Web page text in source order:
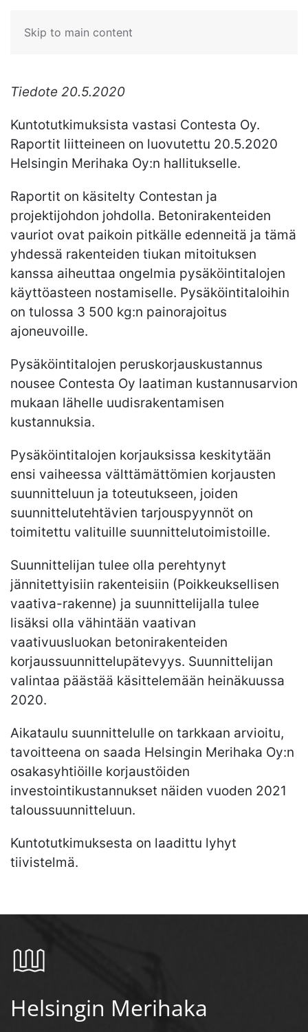
Skip to main content
Tiedote 20.5.2020
Kuntotutkimuksista vastasi Contesta Oy.
Raportit liitteineen on luovutettu 20.5.2020
Helsingin Merihaka Oy:n hallitukselle.
Raportit on käsitelty Contestan ja
projektijohdon johdolla. Betonirakenteiden
vauriot ovat paikoin pitkälle edenneitä ja tämä
yhdessä rakenteiden tiukan mitoituksen
kanssa aiheuttaa ongelmia pysäköintitalojen
käyttöasteen nostamiselle. Pysäköintitaloihin
on tulossa 3 500 kg:n painorajoitus
ajoneuvoille.
Pysäköintitalojen peruskorjauskustannus
nousee Contesta Oy laatiman kustannusarvion
mukaan lähelle uudisrakentamisen
kustannuksia.
Pysäköintitalojen korjauksissa keskitytään
ensi vaiheessa välttämättömien korjausten
suunnitteluun ja toteutukseen, joiden
suunnittelutehtävien tarjouspyynnöt on
toimitettu valituille suunnittelutoimistoille.
Suunnittelijan tulee olla perehtynyt
jännitettyisiin rakenteisiin (Poikkeuksellisen
vaativa-rakenne) ja suunnittelijalla tulee
lisäksi olla vähintään vaativan
vaativuusluokan betonirakenteiden
korjaussuunnittelupätevyys. Suunnittelijan
valintaa päästää käsittelemään heinäkuussa
2020.
Aikataulu suunnittelulle on tarkkaan arvioitu,
tavoitteena on saada Helsingin Merihaka Oy:n
osakasyhtiöille korjaustöiden
investointikustannukset näiden vuoden 2021
taloussuunnitteluun.
Kuntotutkimuksesta on laadittu lyhyt
tiivistelmä.
Helsingin Merihaka